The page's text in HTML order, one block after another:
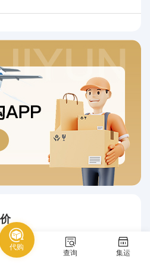
代购
查询 集运
x AJ4军绿 IB1519200